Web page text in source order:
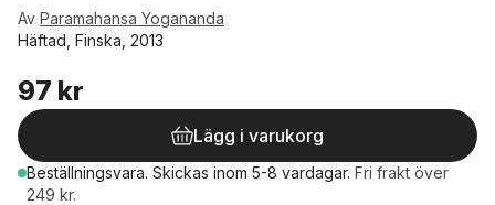
Av Paramahansa Yogananda
Häftad, Finska, 2013
97 kr
Lägg i varukorg
Beställningsvara. Skickas inom 5-8 vardagar. Fri frakt över
249 kr.